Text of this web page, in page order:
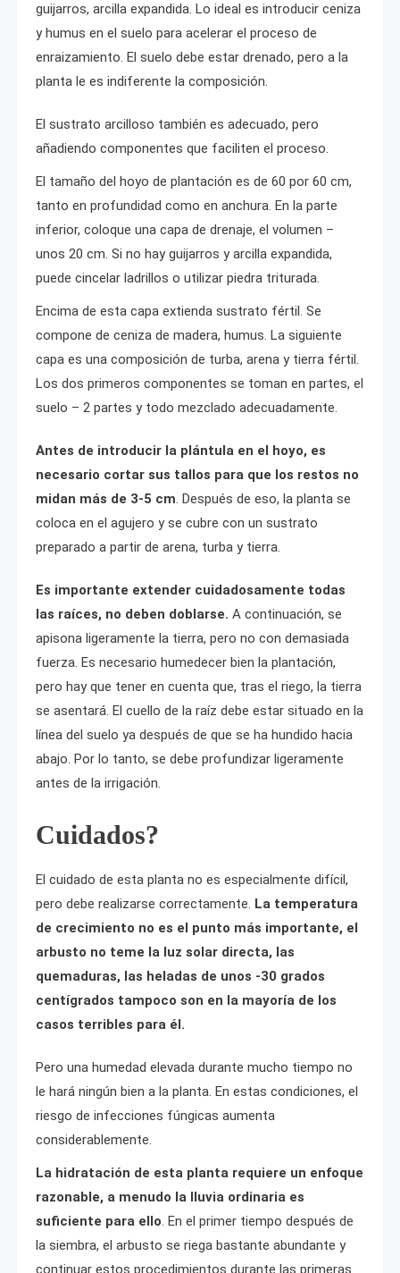
guijarros, arcilla expandida. Lo ideal es introducir ceniza
y humus en el suelo para acelerar el proceso de
enraizamiento. El suelo debe estar drenado, pero a la
planta le es indiferente la composición.
El sustrato arcilloso también es adecuado, pero
añadiendo componentes que faciliten el proceso.
El tamaño del hoyo de plantación es de 60 por 60 cm,
tanto en profundidad como en anchura. En la parte
inferior, coloque una capa de drenaje, el volumen –
unos 20 cm. Si no hay guijarros y arcilla expandida,
puede cincelar ladrillos o utilizar piedra triturada.
Encima de esta capa extienda sustrato fértil. Se
compone de ceniza de madera, humus. La siguiente
capa es una composición de turba, arena y tierra fértil.
Los dos primeros componentes se toman en partes, el
suelo – 2 partes y todo mezclado adecuadamente.
Antes de introducir la plántula en el hoyo, es
necesario cortar sus tallos para que los restos no
midan más de 3-5 cm. Después de eso, la planta se
coloca en el agujero y se cubre con un sustrato
preparado a partir de arena, turba y tierra.
Es importante extender cuidadosamente todas
las raíces, no deben doblarse. A continuación, se
apisona ligeramente la tierra, pero no con demasiada
fuerza. Es necesario humedecer bien la plantación,
pero hay que tener en cuenta que, tras el riego, la tierra
se asentará. El cuello de la raíz debe estar situado en la
línea del suelo ya después de que se ha hundido hacia
abajo. Por lo tanto, se debe profundizar ligeramente
antes de la irrigación.
Cuidados?
El cuidado de esta planta no es especialmente difícil,
pero debe realizarse correctamente. La temperatura
de crecimiento no es el punto más importante, el
arbusto no teme la luz solar directa, las
quemaduras, las heladas de unos -30 grados
centígrados tampoco son en la mayoría de los
casos terribles para él.
Pero una humedad elevada durante mucho tiempo no
le hará ningún bien a la planta. En estas condiciones, el
riesgo de infecciones fúngicas aumenta
considerablemente.
La hidratación de esta planta requiere un enfoque
razonable, a menudo la lluvia ordinaria es
suficiente para ello. En el primer tiempo después de
la siembra, el arbusto se riega bastante abundante y
continuar estos procedimientos durante las primeras